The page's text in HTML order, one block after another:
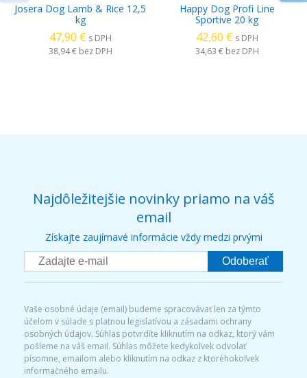
Josera Dog Lamb & Rice 12,5
kg
47,90 € s DPH
38,94 € bez DPH
Happy Dog Profi Line
Sportive 20 kg
42,60 € s DPH
34,63 € bez DPH
Najdôležitejšie novinky priamo na váš
email
Získajte zaujímavé informácie vždy medzi prvými
Odoberať
Vaše osobné údaje (email) budeme spracovávať len za týmto
účelom v súlade s platnou legislatívou a zásadami ochrany
osobných údajov. Súhlas potvrdíte kliknutím na odkaz, ktorý vám
pošleme na váš email. Súhlas môžete kedykoľvek odvolať
písomne, emailom alebo kliknutím na odkaz z ktoréhokoľvek
informačného emailu.